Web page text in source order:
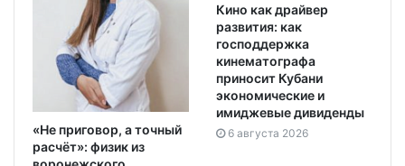
«Не приговор, а точный
расчёт»: физик из
Кино как драйвер
развития: как
господдержка
кинематографа
приносит Кубани
экономические и
имиджевые дивиденды
6 августа 2026